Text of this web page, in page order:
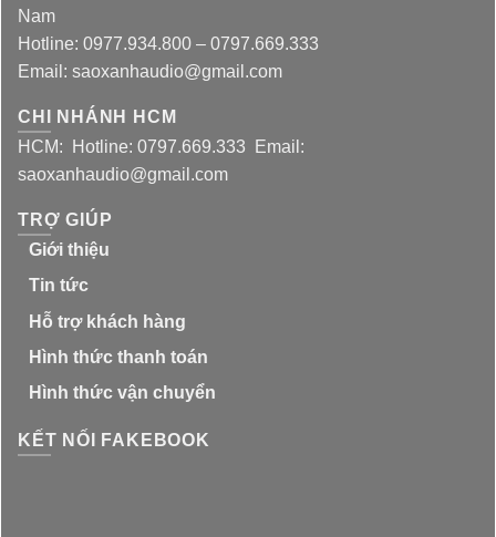
Nam
Hotline: 0977.934.800 – 0797.669.333
Email: saoxanhaudio@gmail.com
CHI NHÁNH HCM
HCM: Hotline: 0797.669.333 Email:
saoxanhaudio@gmail.com
TRỢ GIÚP
Giới thiệu
Tin tức
Hỗ trợ khách hàng
Hình thức thanh toán
Hình thức vận chuyển
KẾT NỐI FAKEBOOK